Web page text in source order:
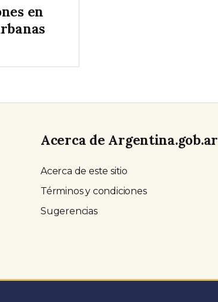
en
Acerca de Argentina.gob.ar
Acerca de este sitio
Términos y condiciones
Sugerencias